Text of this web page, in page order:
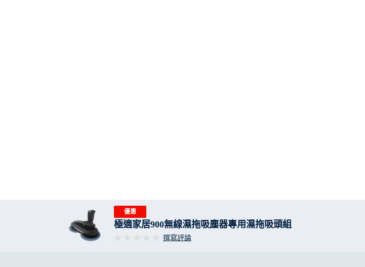
優惠
極適家居900無線濕拖吸塵器專用濕拖吸頭組
撰寫評論